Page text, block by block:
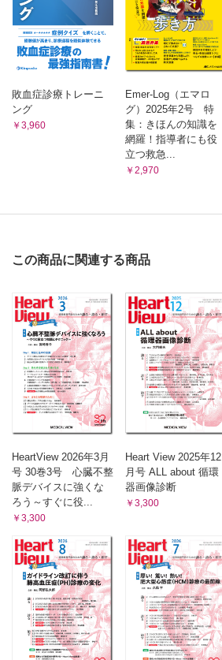
敗血症診療トレーニ
ング
￥3,960
Emer-Log（エマロ
グ）2025年2号 特
集：きほんの知識を
網羅！指導者にも役
立つ救急...
￥2,970
この商品に関連する商品
HeartView 2026年3月
号 30巻3号 心臓不整
脈デバイスに強くな
ろう～すぐに役...
￥3,300
Heart View 2025年12
月号 ALL about 循環
器画像診断
￥3,300